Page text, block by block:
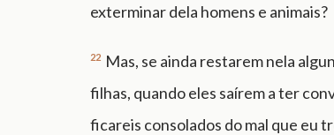
exterminar dela homens e animais?
22 Mas, se ainda restarem nela
filhas, quando eles saírem a ter
ficareis consolados do mal que eu